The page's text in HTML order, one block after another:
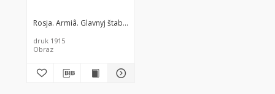
Rosja. Armiâ. Glavnyj štab. Litografìâ kartografičeskago zavedenìâ.
druk 1915
Obraz